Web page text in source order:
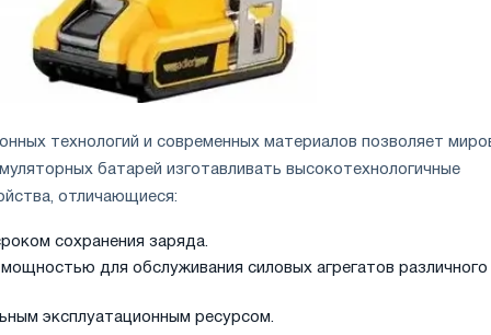
технологий и современных материалов позволяет
батарей изготавливать высокотехнологичные
отличающиеся:
сохранения заряда.
для обслуживания силовых агрегатов различного
эксплуатационным ресурсом.